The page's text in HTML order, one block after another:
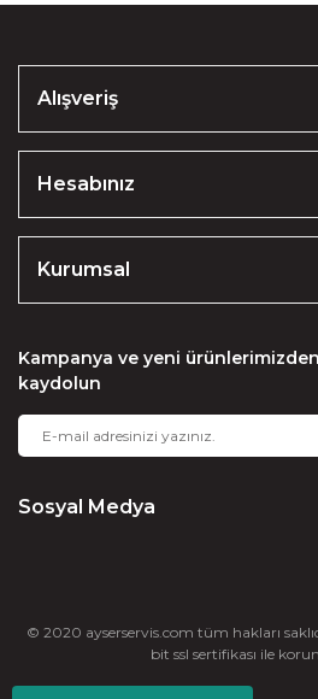
Alışveriş
Hesabınız
Kurumsal
Kampanya ve yeni
kaydolun
Sosyal Medya
© 2020 ayserservis.com tüm hakları
bit ssl sertifikası ile